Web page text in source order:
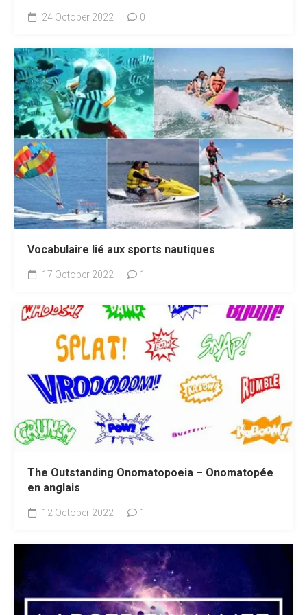
24 October 2022 0
Vocabulaire lié aux sports nautiques
17 October 2022 1
The Outstanding Onomatopoeia – Onomatopée
en anglais
12 October 2022 1